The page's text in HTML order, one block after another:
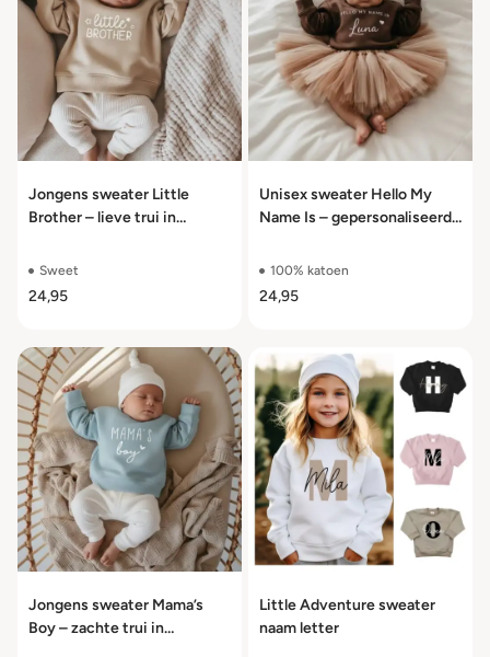
Jongens sweater Little
Brother – lieve trui in
t/m 104
Sweet
24,95
Unisex sweater Hello My
Name Is – gepersonaliseerde
100% katoen
24,95
Jongens sweater Mama’s
Boy – zachte trui in
Little Adventure sweater
naam letter